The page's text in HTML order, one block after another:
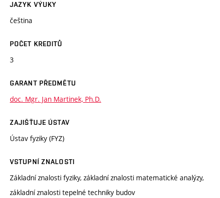
JAZYK VÝUKY
čeština
POČET KREDITŮ
3
GARANT PŘEDMĚTU
doc. Mgr. Jan Martinek, Ph.D.
ZAJIŠŤUJE ÚSTAV
Ústav fyziky (FYZ)
VSTUPNÍ ZNALOSTI
Základní znalosti fyziky, základní znalosti matematické analýzy,
základní znalosti tepelné techniky budov